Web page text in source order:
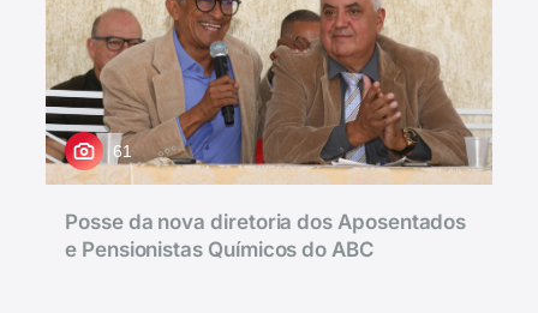
61
Posse da nova diretoria dos Aposentados
e Pensionistas Químicos do ABC